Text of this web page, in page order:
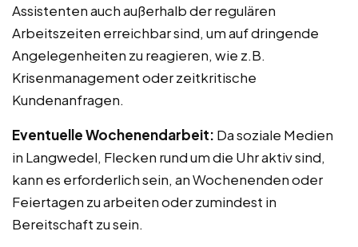
Assistenten auch außerhalb der regulären
Arbeitszeiten erreichbar sind, um auf dringende
Angelegenheiten zu reagieren, wie z.B.
Krisenmanagement oder zeitkritische
Kundenanfragen.
Eventuelle Wochenendarbeit: Da soziale Medien
in Langwedel, Flecken rund um die Uhr aktiv sind,
kann es erforderlich sein, an Wochenenden oder
Feiertagen zu arbeiten oder zumindest in
Bereitschaft zu sein.